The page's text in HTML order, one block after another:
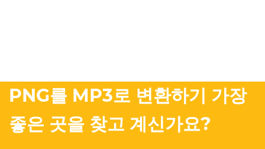
PNG를 MP3로 변환하기 가장
좋은 곳을 찾고 계신가요?